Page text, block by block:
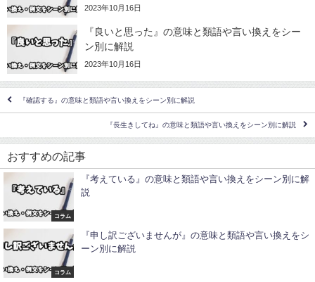
2023年10月16日
『良いと思った』の意味と類語や言い換えをシー
ン別に解説
2023年10月16日
『確認する』の意味と類語や言い換えをシーン別に解説
『長生きしてね』の意味と類語や言い換えをシーン別に解説
おすすめの記事
コラム
『考えている』の意味と類語や言い換えをシーン別に解
説
コラム
『申し訳ございませんが』の意味と類語や言い換えをシ
ーン別に解説